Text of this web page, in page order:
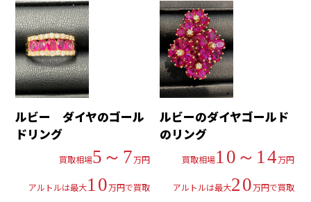
ルビー ダイヤのゴール
ドリング
買取相場5～7万円
アルトルは最大10万円で買取
ルビーのダイヤゴールド
のリング
買取相場10～14万円
アルトルは最大20万円で買取